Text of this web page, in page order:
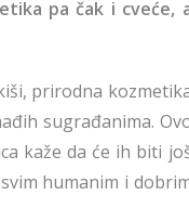
pa čak i cveće,
prirodna
sugrađanima.
kaže da će ih biti
humanim i